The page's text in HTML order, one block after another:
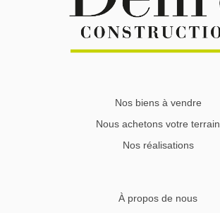
Nos biens à vendre
Nous achetons votre terrain
Nos réalisations
À propos de nous